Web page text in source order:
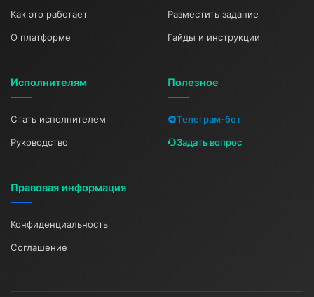
Как это работает
О платформе
Разместить задание
Гайды и инструкции
Исполнителям
Стать исполнителем
Руководство
Полезное
Телеграм-бот
Задать вопрос
Правовая информация
Конфиденциальность
Соглашение